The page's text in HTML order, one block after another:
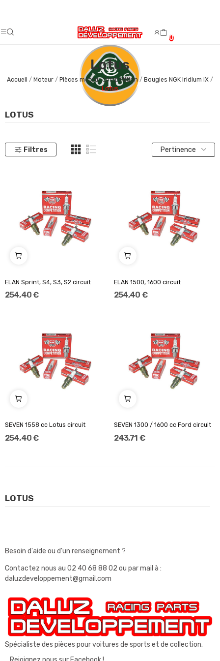
0
Lotus
Accueil Moteur Pièces moteur compétition
Bougies NGK Iridium IX
Lotus
LOTUS
LOTUS
Filtres Pertinence
ELAN Sprint, S4, S3, S2 circuit
254,40 €
ELAN 1500, 1600 circuit
254,40 €
SEVEN 1558 cc Lotus circuit
254,40 €
SEVEN 1300 / 1600 cc Ford circuit
243,71 €
Besoin d'aide ou d'un renseignement ?
Contactez nous au 02 40 68 88 02 ou par mail à :
daluzdeveloppement@gmail.com
Spécialiste des pièces pour voitures de sports et de collection.